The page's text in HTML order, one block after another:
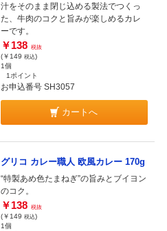
汁をそのまま閉じ込める製法でつくっ
た、牛肉のコクと旨みが楽しめるカレ
ーです。
￥138 税抜
(￥149 税込)
1個
1ポイント
お申込番号 SH3057
カートへ
グリコ カレー職人 欧風カレー 170g
“特製あめ色たまねぎ”の旨みとブイヨン
のコク。
￥138 税抜
(￥149 税込)
1個